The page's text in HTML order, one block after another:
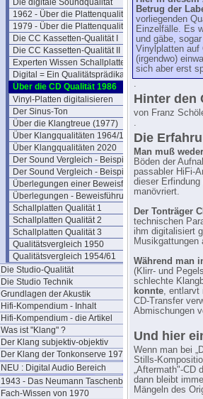
Die digitale Soundqualität
1962 - Über die Plattenqualität
1979 - Über die Plattenqualität
Die CC Kassetten-Qualität I
Die CC Kassetten-Qualität II
Experten Wissen Schallplatte
Digital = Ein Qualitätsprädikat ?
Über die CD Qualität 1986
Vinyl-Platten digitalisieren
Der Sinus-Ton
Über die Klangtreue (1977)
Über Klangqualitäten 1964/1976
Über Klangqualitäten 2020
Der Sound Vergleich - Beispiele 1
Der Sound Vergleich - Beispiele 2
Überlegungen einer Beweisführung
Überlegungen - Beweisführung II
Schallplatten Qualität 1
Schallplatten Qualität 2
Schallplatten Qualität 3
Qualitätsvergleich 1950
Qualitätsvergleich 1954/61
Die Studio-Qualität
Die Studio Technik
Grundlagen der Akustik
Hifi-Kompendium - Inhalt
Hifi-Kompendium - die Artikel
Was ist "Klang" ?
Der Klang subjektiv-objektiv
Der Klang der Tonkonserve 1979
NEU : Digital Audio Bereich
1943 - Das Neumann Taschenbuch
Fach-Wissen von 1970
Betrug der
vorliegenden
Einzelfälle. Es
und gäbe,
Vinylplatten auf
(irgendwo)
sich aber erst
.
Hinter den
von Franz
.
Die
Man muß
Böden der
passabler HiFi-
dieser
manövriert.
Der Tonträger
technischen
ihm digitalisiert
Musikgattungen
Während man
(Klirr- und
schlechte
konnte, entlarvt
CD-Transfer
Abmischungen
Und hier
Wenn man bei
Stills-
„Aftermath"-CD
dann bleibt
Mängeln des